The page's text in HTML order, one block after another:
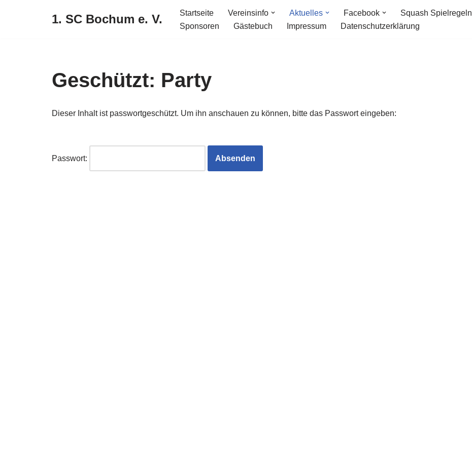
1. SC Bochum e. V. Startseite Vereinsinfo Aktuelles Facebook Squash Spielregeln
Sponsoren
Gästebuch Impressum Datenschutzerklärung
Geschützt: Party
Dieser Inhalt ist passwortgeschützt. Um ihn anschauen zu können, bitte das Passwort eingeben:
Passwort: